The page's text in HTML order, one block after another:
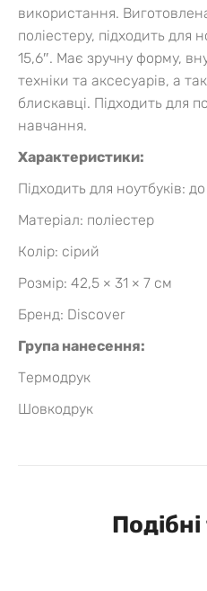
використання.
поліестеру, підходить для
15,6″. Має зручну форму,
техніки та аксесуарів, а
блискавці. Підходить для
навчання.
Характеристики:
Підходить для ноутбуків: до
Матеріал: поліестер
Колір: сірий
Розмір: 42,5 × 31 × 7 см
Бренд: Discover
Група нанесення:
Термодрук
Шовкодрук